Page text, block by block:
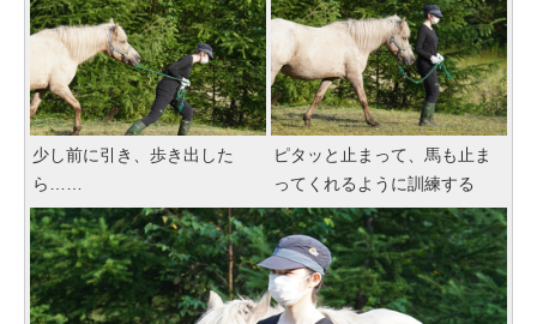
少し前に引き、歩き出した
ら……
ピタッと止まって、馬も止ま
ってくれるように訓練する